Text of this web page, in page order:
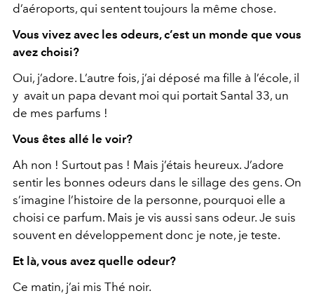
d’aéroports, qui sentent toujours la même chose.
Vous vivez avec les odeurs, c’est un monde que vous
avez choisi?
Oui, j’adore. L’autre fois, j’ai déposé ma fille à l’école, il
y avait un papa devant moi qui portait Santal 33, un
de mes parfums !
Vous êtes allé le voir?
Ah non ! Surtout pas ! Mais j’étais heureux. J’adore
sentir les bonnes odeurs dans le sillage des gens. On
s’imagine l’histoire de la personne, pourquoi elle a
choisi ce parfum. Mais je vis aussi sans odeur. Je suis
souvent en développement donc je note, je teste.
Et là, vous avez quelle odeur?
Ce matin, j’ai mis Thé noir.